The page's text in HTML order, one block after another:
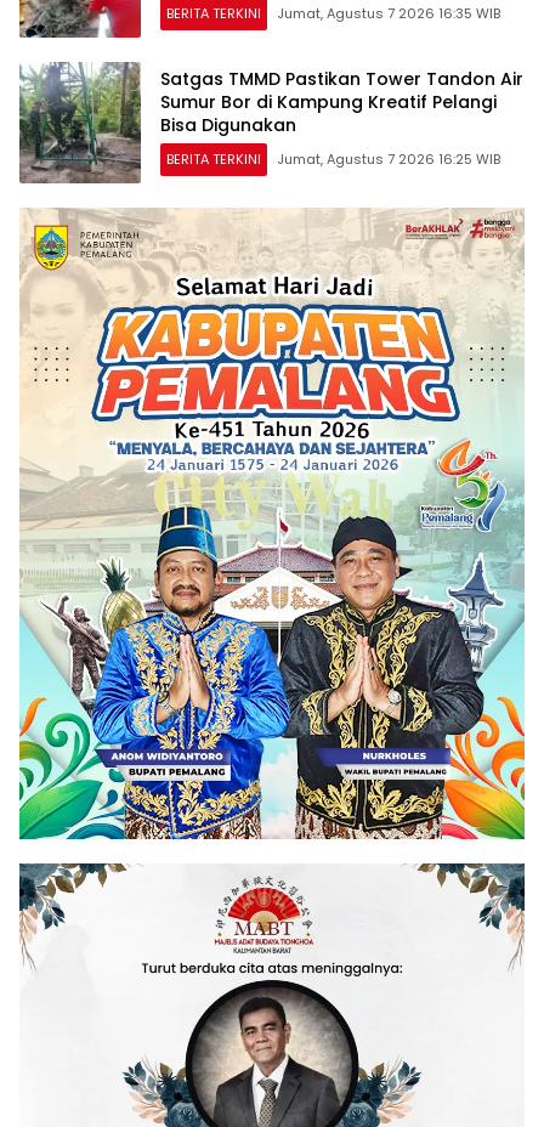
BERITA TERKINI Jumat, Agustus 7 2026 16:35 WIB
Satgas TMMD Pastikan Tower Tandon Air
Sumur Bor di Kampung Kreatif Pelangi
Bisa Digunakan
BERITA TERKINI Jumat, Agustus 7 2026 16:25 WIB